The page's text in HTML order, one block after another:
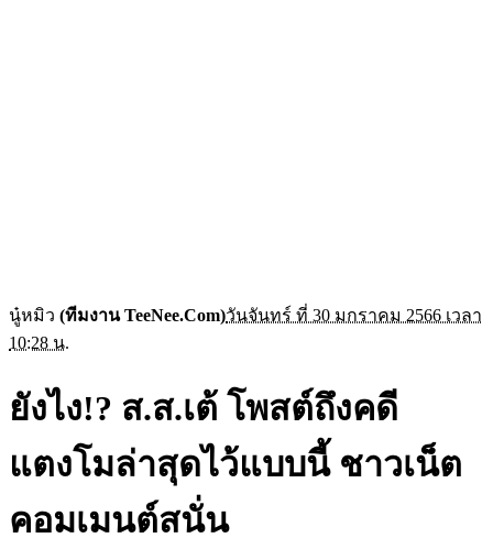
นู๋หมิว (ทีมงาน TeeNee.Com)วันจันทร์ ที่ 30 มกราคม 2566 เวลา
10:28 น.
ยังไง!? ส.ส.เต้ โพสต์ถึงคดี
แตงโมล่าสุดไว้แบบนี้ ชาวเน็ต
คอมเมนต์สนั่น